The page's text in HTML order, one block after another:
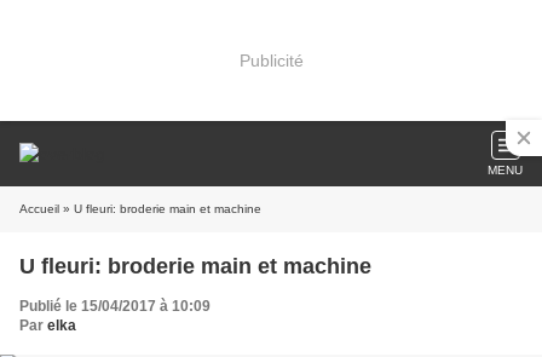
Publicité
MENU
Accueil » U fleuri: broderie main et machine
U fleuri: broderie main et machine
Publié le 15/04/2017 à 10:09
Par elka